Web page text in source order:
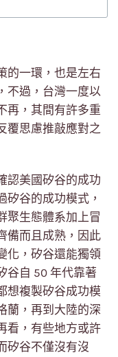
的一環，也是左右
不過，台灣一度以
再，其間有許多重
覆思慮推敲應對之
認美國矽谷的成功
矽谷的成功模式，
聚生態體系加上冒
備而且成熟，因此
化，矽谷還能獨領
谷自 50 年代靠著
想複製矽谷成功模
蘭，再到大陸的深
看，有些地方或許
矽谷不僅沒有沒